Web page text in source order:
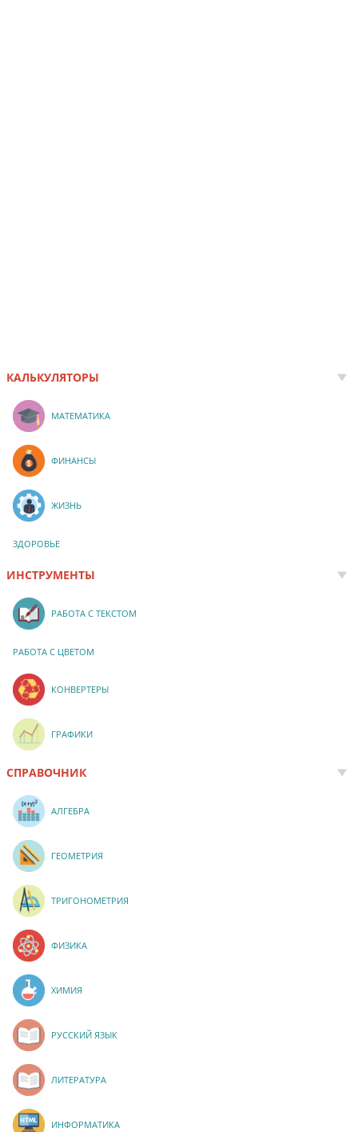
КАЛЬКУЛЯТОРЫ
МАТЕМАТИКА
ФИНАНСЫ
ЖИЗНЬ
ЗДОРОВЬЕ
ИНСТРУМЕНТЫ
РАБОТА С ТЕКСТОМ
РАБОТА С ЦВЕТОМ
КОНВЕРТЕРЫ
ГРАФИКИ
СПРАВОЧНИК
АЛГЕБРА
ГЕОМЕТРИЯ
ТРИГОНОМЕТРИЯ
ФИЗИКА
ХИМИЯ
РУССКИЙ ЯЗЫК
ЛИТЕРАТУРА
ИНФОРМАТИКА